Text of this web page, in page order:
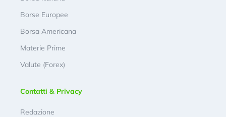
Borse Europee
Borsa Americana
Materie Prime
Valute (Forex)
Contatti & Privacy
Redazione